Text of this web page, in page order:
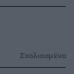
Σχολιασμένα